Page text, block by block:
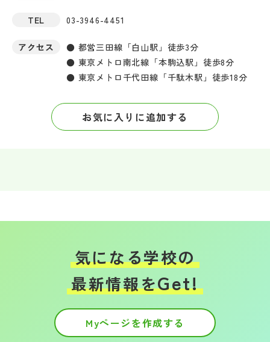
TEL 03-3946-4451
アクセス
● 都営三田線「白山駅」徒歩3分
● 東京メトロ南北線「本駒込駅」徒歩8分
● 東京メトロ千代田線「千駄木駅」徒歩18分
お気に入りに追加する
気になる学校の
最新情報をGet!
Myページを作成する